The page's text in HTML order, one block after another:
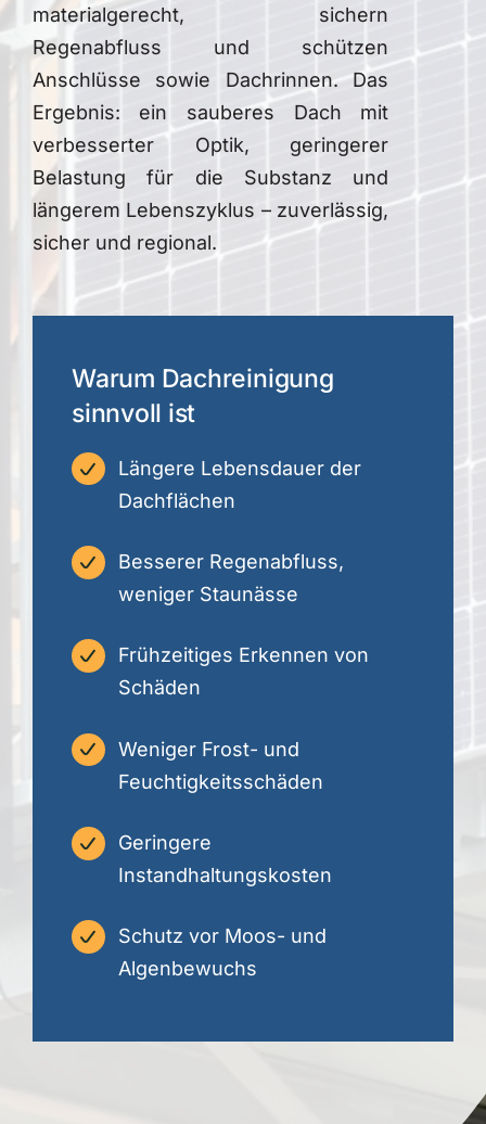
materialgerecht, sichern
Regenabfluss und schützen
Anschlüsse sowie Dachrinnen. Das
Ergebnis: ein sauberes Dach mit
verbesserter Optik, geringerer
Belastung für die Substanz und
längerem Lebenszyklus – zuverlässig,
sicher und regional.
Warum Dachreinigung
sinnvoll ist
Längere Lebensdauer der
Dachflächen
Besserer Regenabfluss,
weniger Staunässe
Frühzeitiges Erkennen von
Schäden
Weniger Frost- und
Feuchtigkeitsschäden
Geringere
Instandhaltungskosten
Schutz vor Moos- und
Algenbewuchs